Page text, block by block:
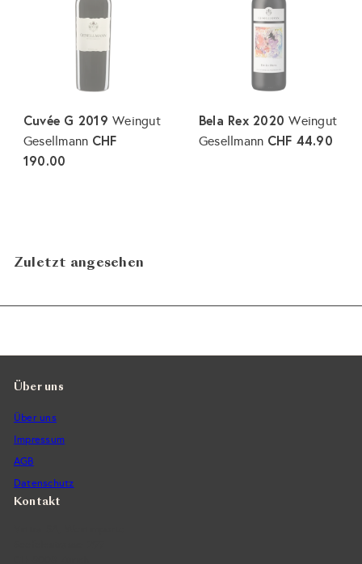
r
e
i
s
Cuvée G 2019Weingut
Gesellmann CHF
190.00
Bela Rex 2020Weingut
Gesellmann CHF 44.90
Zuletzt angesehen
Über uns
Über uns
Impressum
AGB
Datenschutz
Kontakt